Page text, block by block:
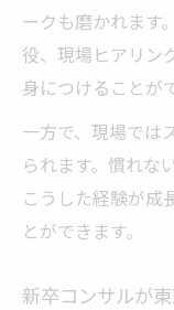
ークも磨かれます
役、現場ヒアリン
身につけることが
一方で、現場では
られます。慣れな
こうした経験が成
とができます。
新卒コンサルが